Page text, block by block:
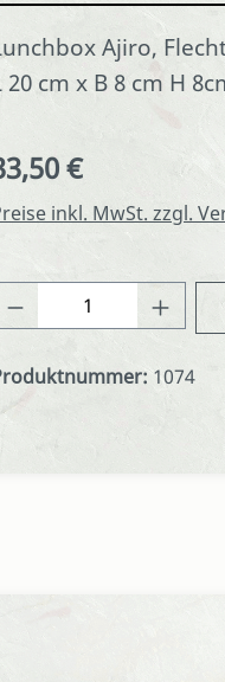
Ajiro,
20 cm x B 8 cm H
Preis:
€
inkl. MwSt. zzgl.
Produkt
1074